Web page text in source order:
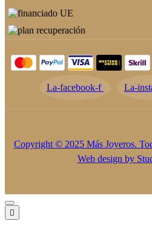
La-facebook-f La-
Copyright © 2025 Más Joyeros.
Web design by
